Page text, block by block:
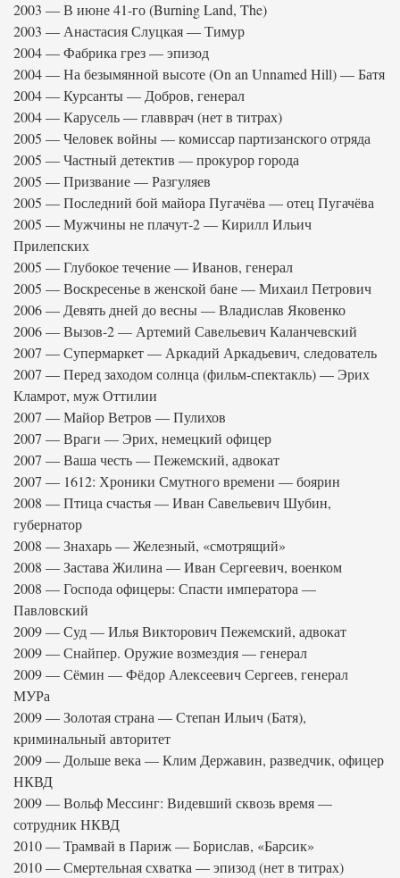
2003 — В июне 41-го (Burning Land, The)
2003 — Анастасия Слуцкая — Тимур
2004 — Фабрика грез — эпизод
2004 — На безымянной высоте (On an Unnamed Hill) — Батя
2004 — Курсанты — Добров, генерал
2004 — Карусель — главврач (нет в титрах)
2005 — Человек войны — комиссар партизанского отряда
2005 — Частный детектив — прокурор города
2005 — Призвание — Разгуляев
2005 — Последний бой майора Пугачёва — отец Пугачёва
2005 — Мужчины не плачут-2 — Кирилл Ильич
Прилепских
2005 — Глубокое течение — Иванов, генерал
2005 — Воскресенье в женской бане — Михаил Петрович
2006 — Девять дней до весны — Владислав Яковенко
2006 — Вызов-2 — Артемий Савельевич Каланчевский
2007 — Супермаркет — Аркадий Аркадьевич, следователь
2007 — Перед заходом солнца (фильм-спектакль) — Эрих
Кламрот, муж Оттилии
2007 — Майор Ветров — Пулихов
2007 — Враги — Эрих, немецкий офицер
2007 — Ваша честь — Пежемский, адвокат
2007 — 1612: Хроники Смутного времени — боярин
2008 — Птица счастья — Иван Савельевич Шубин,
губернатор
2008 — Знахарь — Железный, «смотрящий»
2008 — Застава Жилина — Иван Сергеевич, военком
2008 — Господа офицеры: Спасти императора —
Павловский
2009 — Суд — Илья Викторович Пежемский, адвокат
2009 — Снайпер. Оружие возмездия — генерал
2009 — Сёмин — Фёдор Алексеевич Сергеев, генерал
МУРа
2009 — Золотая страна — Степан Ильич (Батя),
криминальный авторитет
2009 — Дольше века — Клим Державин, разведчик, офицер
НКВД
2009 — Вольф Мессинг: Видевший сквозь время —
сотрудник НКВД
2010 — Трамвай в Париж — Борислав, «Барсик»
2010 — Смертельная схватка — эпизод (нет в титрах)